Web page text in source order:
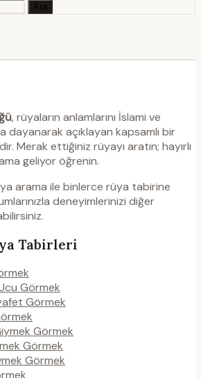
Ara
, rüyaların anlamlarını İslami ve
dayanarak açıklayan kapsamlı bir
Merak ettiğiniz rüyayı aratın; hayırlı
geliyor öğrenin.
arama ile binlerce rüya tabirine
deneyimlerinizi diğer
Tabirleri
Görmek
Görmek
Görmek
Görmek
Görmek